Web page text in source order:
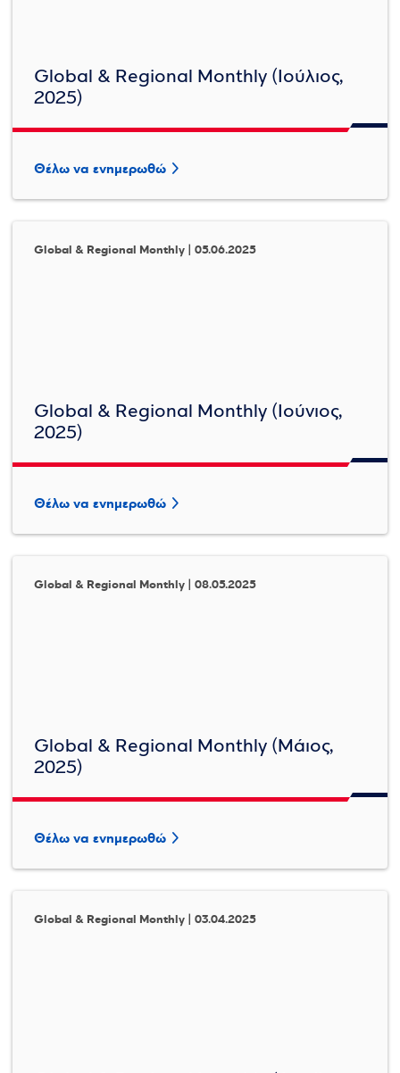
Global & Regional Monthly (Ιούλιος,
2025)
Θέλω να ενημερωθώ
Global & Regional Monthly | 05.06.2025
Global & Regional Monthly (Ιούνιος,
2025)
Θέλω να ενημερωθώ
Global & Regional Monthly | 08.05.2025
Global & Regional Monthly (Μάιος,
2025)
Θέλω να ενημερωθώ
Global & Regional Monthly | 03.04.2025